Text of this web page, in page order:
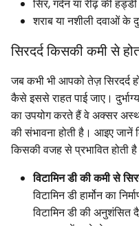
सिर, गर्दन या रीढ़ की
शराब या नशीली दवाओं के
सिरदर्द किसकी कमी से
जब कभी भी आपको तेज़ सिरदर्द
कैसे इससे राहत पाई जाए।
का उपयोग करते हैं वे अक्सर
की संभावना होती है। आइए जानें
किसकी वजह से प्रभावित होती
विटामिन डी की कमी से
विटामिन डी हार्मोन का
विटामिन डी की अनुशंसित